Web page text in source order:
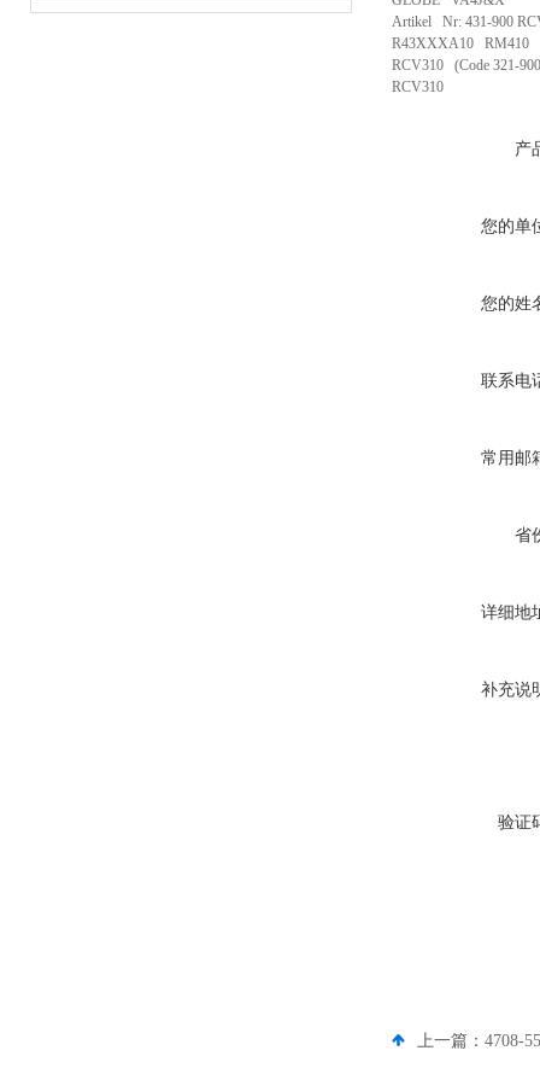
Artikel Nr: 431-900
R43XXXA10 RM410
RCV310 (Code 321-
RCV310
产
您的单
您的姓
联系电
常用邮
省
详细地
补充说
验证
上一篇： 4708-